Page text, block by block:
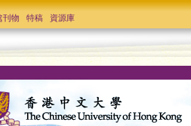
刊物 特稿 資源庫